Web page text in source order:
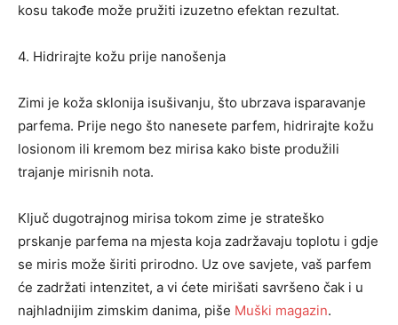
kosu takođe može pružiti izuzetno efektan rezultat.
4. Hidrirajte kožu prije nanošenja
Zimi je koža sklonija isušivanju, što ubrzava isparavanje
parfema. Prije nego što nanesete parfem, hidrirajte kožu
losionom ili kremom bez mirisa kako biste produžili
trajanje mirisnih nota.
Ključ dugotrajnog mirisa tokom zime je strateško
prskanje parfema na mjesta koja zadržavaju toplotu i gdje
se miris može širiti prirodno. Uz ove savjete, vaš parfem
će zadržati intenzitet, a vi ćete mirišati savršeno čak i u
najhladnijim zimskim danima, piše Muški magazin.